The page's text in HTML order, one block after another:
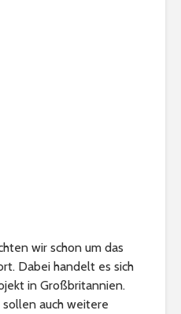
wir schon um das
Dabei handelt es sich
in Großbritannien.
auch weitere